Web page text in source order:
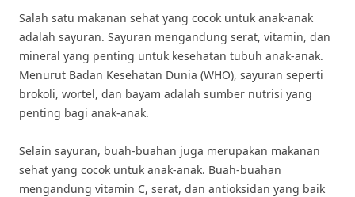
Salah satu makanan sehat yang cocok untuk anak-anak
adalah sayuran. Sayuran mengandung serat, vitamin, dan
mineral yang penting untuk kesehatan tubuh anak-anak.
Menurut Badan Kesehatan Dunia (WHO), sayuran seperti
brokoli, wortel, dan bayam adalah sumber nutrisi yang
penting bagi anak-anak.
Selain sayuran, buah-buahan juga merupakan makanan
sehat yang cocok untuk anak-anak. Buah-buahan
mengandung vitamin C, serat, dan antioksidan yang baik